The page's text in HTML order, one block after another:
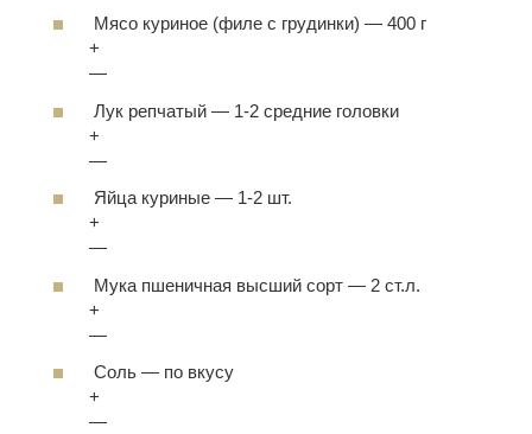
Мясо куриное (филе с грудинки) — 400 г
+
—
Лук репчатый — 1-2 средние головки
+
—
Яйца куриные — 1-2 шт.
+
—
Мука пшеничная высший сорт — 2 ст.л.
+
—
Соль — по вкусу
+
—